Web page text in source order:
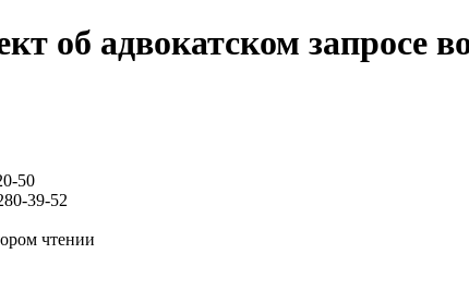
об адвокатском запросе
50
39-52